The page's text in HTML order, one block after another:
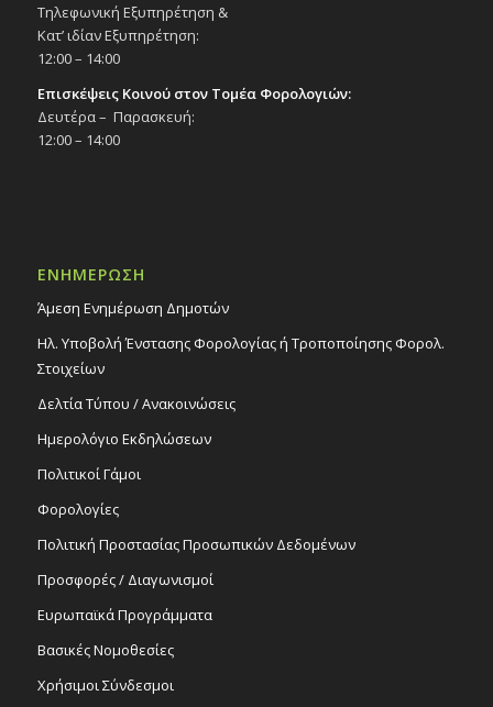
Εκδηλώσεις στο Δημοτικό Θέατρο
Δημοτικό Θέατρο Στροβόλου
ΜΑΡ
6
Το Furry Book Club τον Μάρτιο για παιδιά
17:30-18:30
6
Λαϊκή Συναυλία «Ρεμπέτικο και Λαϊκές
Ζωγραφιές», 6/3/26
Δημοτικό Θέατρο Στροβόλου
ΜΑΡ
7
The Grand Antiques & Vintage Market, 7/3/26 |
10:00-17:00 – προαύλιο Δημαρχείου
10:00-17:00
Τηλεφωνική Εξυπηρέτηση &
Κατ’ ιδίαν Εξυπηρέτηση:
12:00 – 14:00
Επισκέψεις Κοινού στον Τομέα Φορολογιών:
Δευτέρα – Παρασκευή:
12:00 – 14:00
ΕΝΗΜΕΡΩΣΗ
Άμεση Ενημέρωση Δημοτών
Ηλ. Υποβολή Ένστασης Φορολογίας ή Τροποποίησης Φορολ.
Στοιχείων
Δελτία Τύπου / Ανακοινώσεις
Ημερολόγιο Εκδηλώσεων
Πολιτικοί Γάμοι
Φορολογίες
Πολιτική Προστασίας Προσωπικών Δεδομένων
Προσφορές / Διαγωνισμοί
Ευρωπαϊκά Προγράμματα
Βασικές Νομοθεσίες
Χρήσιμοι Σύνδεσμοι